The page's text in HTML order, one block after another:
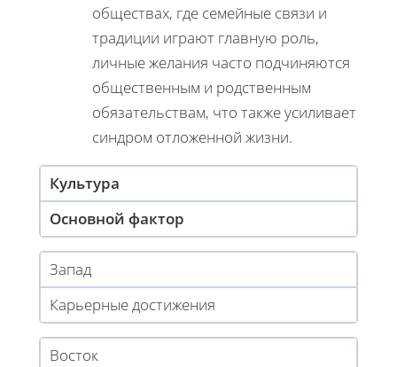
обществах, где семейные связи и
традиции играют главную роль,
личные желания часто подчиняются
общественным и родственным
обязательствам, что также усиливает
синдром отложенной жизни.
Культура
Основной фактор
Запад
Карьерные достижения
Восток